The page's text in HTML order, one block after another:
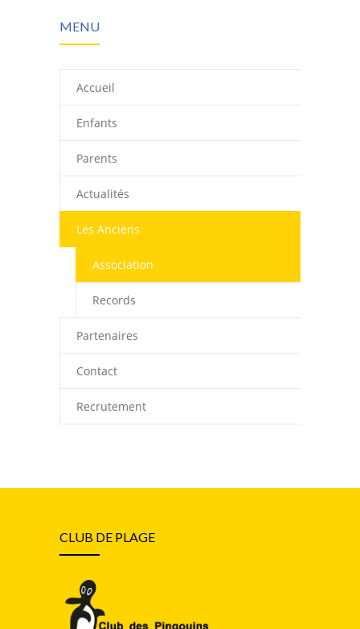
MENU
Accueil
Enfants
Parents
Actualités
Les Anciens
Association
Records
Partenaires
Contact
Recrutement
CLUB DE PLAGE